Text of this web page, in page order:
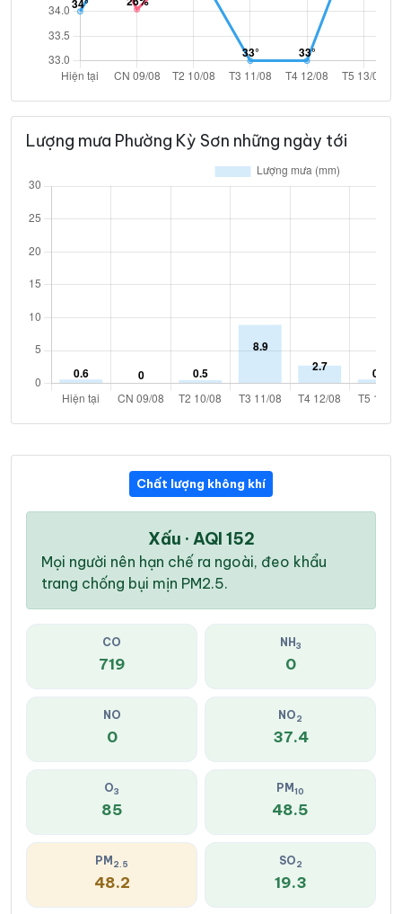
Lượng mưa Phường Kỳ Sơn những ngày tới
Chất lượng không khí
Xấu · AQI 152
Mọi người nên hạn chế ra ngoài, đeo khẩu
trang chống bụi mịn PM2.5.
CO
719
NH 3
0
NO
0
NO2
37.4
O3
85
PM 10
48.5
PM 2.5
48.2
SO2
19.3